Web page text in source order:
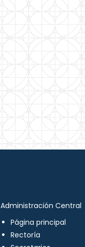
Administración Central
Página principal
Rectoría